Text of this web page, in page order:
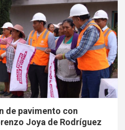
de pavimento con
Joya de Rodríguez